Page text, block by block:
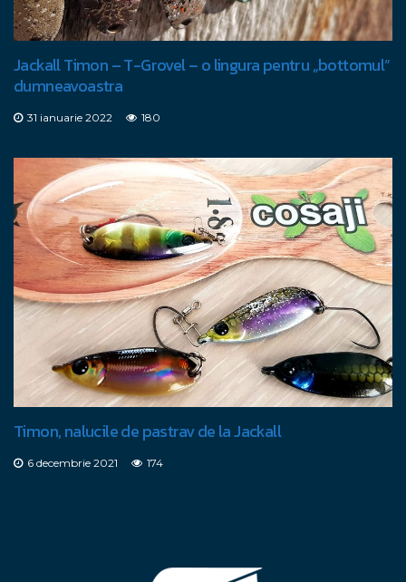
Jackall Timon – T-Grovel – o lingura pentru „bottomul”
dumneavoastra
31 ianuarie 2022 180
Timon, nalucile de pastrav de la Jackall
6 decembrie 2021 174